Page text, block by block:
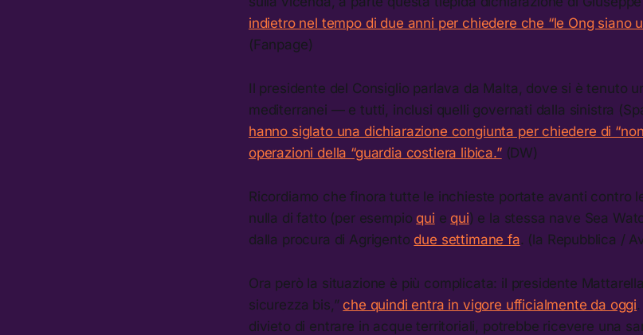
indietro nel tempo di due anni per chiedere che “le Ong siano
(Fanpage)
Il presidente del Consiglio parlava da Malta, dove si è tenuto
mediterranei — e tutti, inclusi quelli governati dalla sinistra
hanno siglato una dichiarazione congiunta per chiedere di
operazioni della “guardia costiera libica.”(DW)
Ricordiamo che finora tutte le inchieste portate avanti contro
nulla di fatto (per esempio qui e qui) e la stessa nave Sea
dalla procura di Agrigento due settimane fa. (la Repubblica /
Ora però la situazione è più complicata: il presidente
sicurezza bis,” che quindi entra in vigore ufficialmente da oggi
divieto di entrare in acque territoriali, potrebbe ricevere una